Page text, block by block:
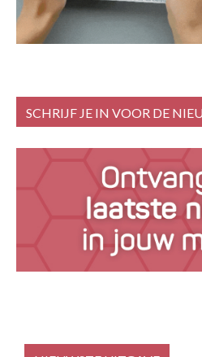
SCHRIJF JE IN VOOR DE